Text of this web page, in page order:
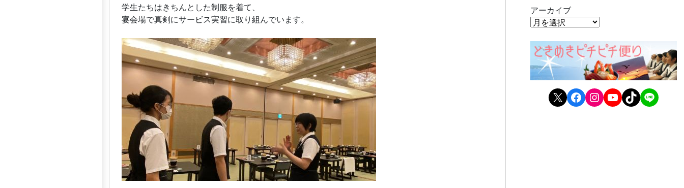
学生たちはきちんとした制服を着て、
宴会場で真剣にサービス実習に取り組んでいます。
アーカイブ
X Facebook Instagram YouTube TikTok LINE